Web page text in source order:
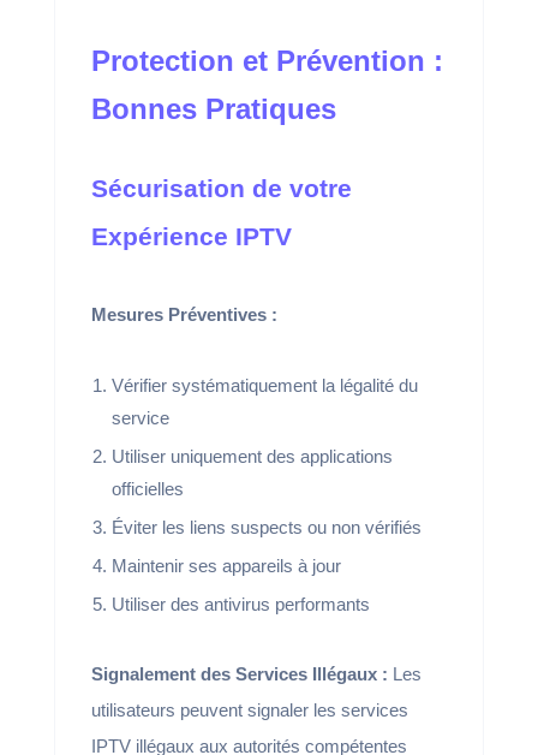
Protection et Prévention :
Bonnes Pratiques
Sécurisation de votre
Expérience IPTV
Mesures Préventives :
Vérifier systématiquement la légalité du
service
Utiliser uniquement des applications
officielles
Éviter les liens suspects ou non vérifiés
Maintenir ses appareils à jour
Utiliser des antivirus performants
Signalement des Services Illégaux : Les
utilisateurs peuvent signaler les services
IPTV illégaux aux autorités compétentes